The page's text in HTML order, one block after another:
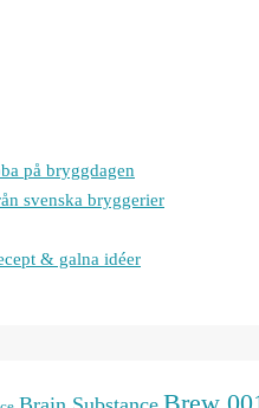
på bryggdagen
svenska bryggerier
& galna idéer